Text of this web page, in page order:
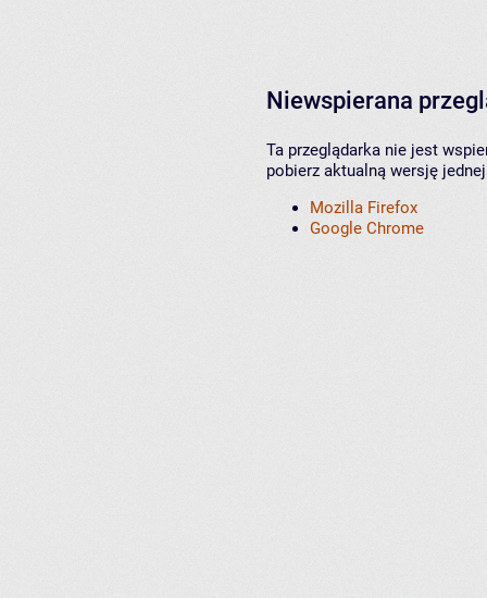
Niewspierana
Ta przeglądarka nie jest
pobierz aktualną wersję
Mozilla Firefox
Google Chrome